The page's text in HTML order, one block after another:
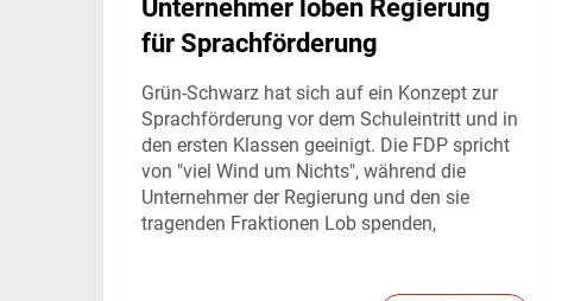
Unternehmer loben Regierung
für Sprachförderung
Grün-Schwarz hat sich auf ein Konzept zur
Sprachförderung vor dem Schuleintritt und in
den ersten Klassen geeinigt. Die FDP spricht
von "viel Wind um Nichts", während die
Unternehmer der Regierung und den sie
tragenden Fraktionen Lob spenden,